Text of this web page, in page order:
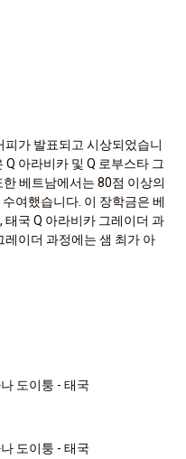
가 발표되고 시상되었습니
아라비카 및 Q 로부스타 그
베트남에서는 80점 이상의
여했습니다. 이 장학금은 베
태국 Q 아라비카 그레이더 과
레이더 과정에는 샘 최가 아
도이퉁 - 태국
도이퉁 - 태국